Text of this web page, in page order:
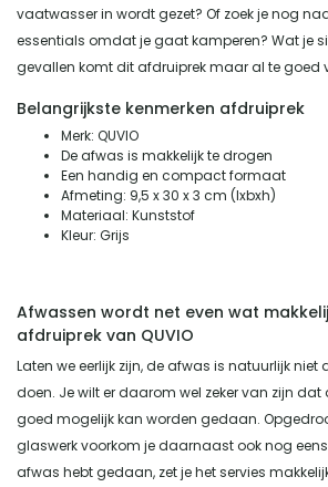
vaatwasser in wordt gezet? Of zoek je nog
essentials omdat je gaat kamperen? Wat je
gevallen komt dit afdruiprek maar al te goed
Belangrijkste kenmerken afdruiprek
Merk: QUVIO
De afwas is makkelijk te drogen
Een handig en compact formaat
Afmeting: 9,5 x 30 x 3 cm (lxbxh)
Materiaal: Kunststof
Kleur: Grijs
Afwassen wordt net even wat
afdruiprek van QUVIO
Laten we eerlijk zijn, de afwas is natuurlijk niet
doen. Je wilt er daarom wel zeker van zijn dat
goed mogelijk kan worden gedaan.
glaswerk voorkom je daarnaast ook nog
afwas hebt gedaan, zet je het servies